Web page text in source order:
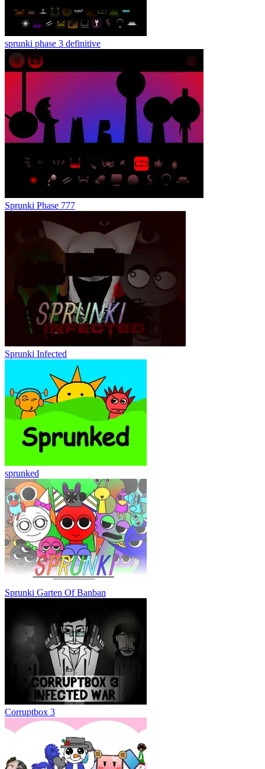
sprunki phase 3 definitive
Sprunki Phase 777
Sprunki Infected
sprunked
Sprunki Garten Of Banban
Corruptbox 3